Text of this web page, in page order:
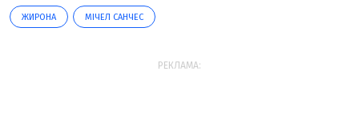
ЖИРОНА МІЧЕЛ САНЧЕС
РЕКЛАМА: